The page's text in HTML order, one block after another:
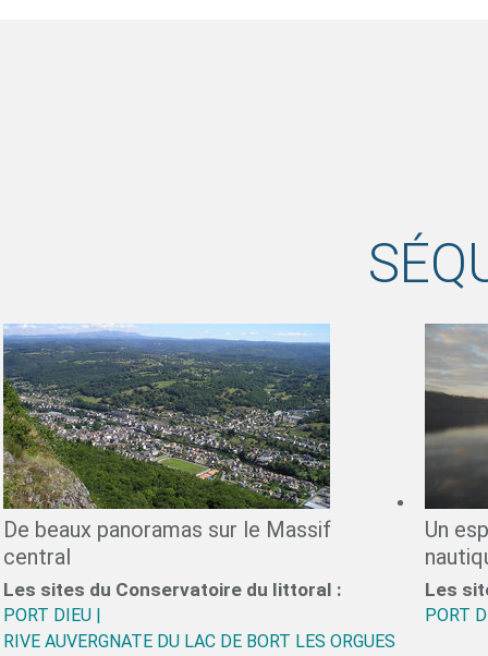
De beaux panoramas sur le Massif
central
Les sites du Conservatoire du littoral :
PORT DIEU |
RIVE AUVERGNATE DU LAC DE BORT LES ORGUES
Un
Les
PORT